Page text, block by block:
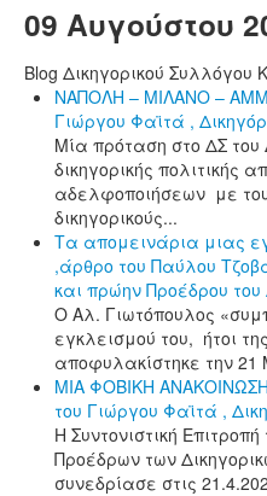
09 Αυγούστου
Blog Δικηγορικού Συλλόγου
ΝΑΠΟΛΗ – ΜΙΛΑΝΟ –
Γιώργου Φαϊτά ,
Μία πρόταση στο ΔΣ
δικηγορικής πολιτικής
αδελφοποιήσεων με
δικηγορικούς...
Τα απομεινάρια μιας
,άρθρο του Παύλου
και πρώην Προέδρου
Ο Αλ. Γιωτόπουλος
εγκλεισμού του, ήτοι
αποφυλακίστηκε την
ΜΙΑ ΦΟΒΙΚΗ
του Γιώργου Φαϊτά ,
Η Συντονιστική
Προέδρων των
συνεδρίασε στις